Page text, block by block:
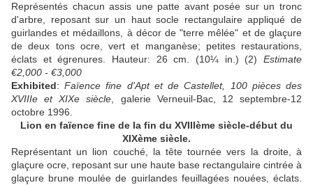
Représentés chacun assis une patte avant posée sur un tronc
d'arbre, reposant sur un haut socle rectangulaire appliqué de
guirlandes et médaillons, à décor de "terre mêlée" et de glaçure
de deux tons ocre, vert et manganèse; petites restaurations,
éclats et égrenures. Hauteur: 26 cm. (10¼ in.) (2) Estimate
€2,000 - €3,000
Exhibited:Faïence fine d'Apt et de Castellet, 100 pièces des
XVIIIe et XIXe siècle , galerie Verneuil-Bac, 12 septembre-12
octobre 1996.
Lion en faïence fine de la fin du XVIIIème siècle-début du
XIXème siècle.
Représentant un lion couché, la tête tournée vers la droite, à
glaçure ocre, reposant sur une haute base rectangulaire cintrée à
glaçure brune moulée de guirlandes feuillagées nouées, éclats.